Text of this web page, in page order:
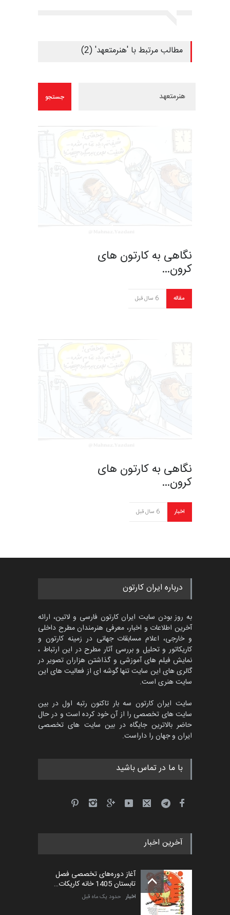
مطالب مرتبط با 'هنرمتعهد' (2)
نگاهی به کارتون های
کرون…
مقاله 6 سال قبل
نگاهی به کارتون های
کرون…
اخبار 6 سال قبل
درباره ایران کارتون
به روز بودن سایت ایران کارتون فارسی و لاتین، ارائه
آخرین اطلاعات و اخبار، معرفی هنرمندان مطرح داخلی
و خارجی، اعلام مسابقات جهانی در زمینه کارتون و
کاریکاتور و تحلیل و بررسی آثار مطرح در این ارتباط ،
نمایش فیلم های آموزشی و گذاشتن هزاران تصویر در
گالری های این سایت تنها گوشه ای از فعالیت های این
سایت هنری است.
سایت ایران کارتون سه بار تاکنون رتبه اول در بین
سایت های تخصصی را از آن خود کرده است و در حال
حاضر بالاترین جایگاه در بین سایت های تخصصی
ایران و جهان را داراست.
با ما در تماس باشید
آخرین اخبار
آغاز دوره‌های تخصصی فصل
تابستان 1405 خانه کاریکات…
اخبار حدود یک ماه قبل